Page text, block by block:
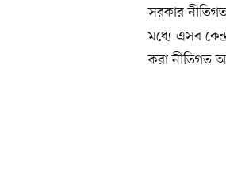
সরকার
মধ্যে এসব
করা নীতিগত